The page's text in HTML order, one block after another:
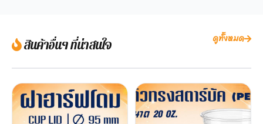
สินค้าอื่นๆ ที่น่าสนใจ ดูทั้งหมด